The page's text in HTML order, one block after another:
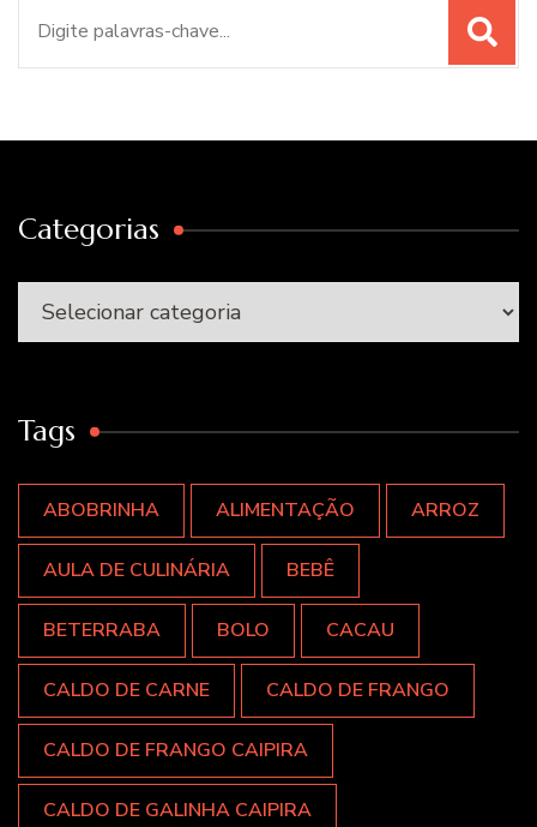
Categorias
Categorias
Tags
ABOBRINHA ALIMENTAÇÃO ARROZ
AULA DE CULINÁRIA BEBÊ
BETERRABA BOLO CACAU
CALDO DE CARNE CALDO DE FRANGO
CALDO DE FRANGO CAIPIRA
CALDO DE GALINHA CAIPIRA